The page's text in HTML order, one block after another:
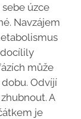
sebe úzce
Navzájem
může
Odvíjí
A
je